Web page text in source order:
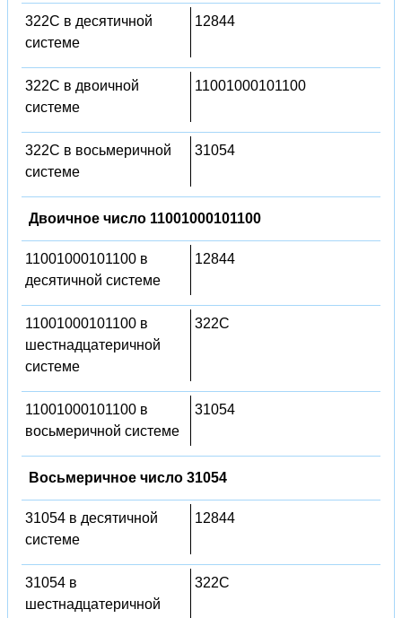
322C в десятичной
системе
12844
322C в двоичной
системе
11001000101100
322C в восьмеричной
системе
31054
Двоичное число 11001000101100
11001000101100 в
десятичной системе
12844
11001000101100 в
шестнадцатеричной
системе
322C
11001000101100 в
восьмеричной системе
31054
Восьмеричное число 31054
31054 в десятичной
системе
12844
31054 в
шестнадцатеричной
322C